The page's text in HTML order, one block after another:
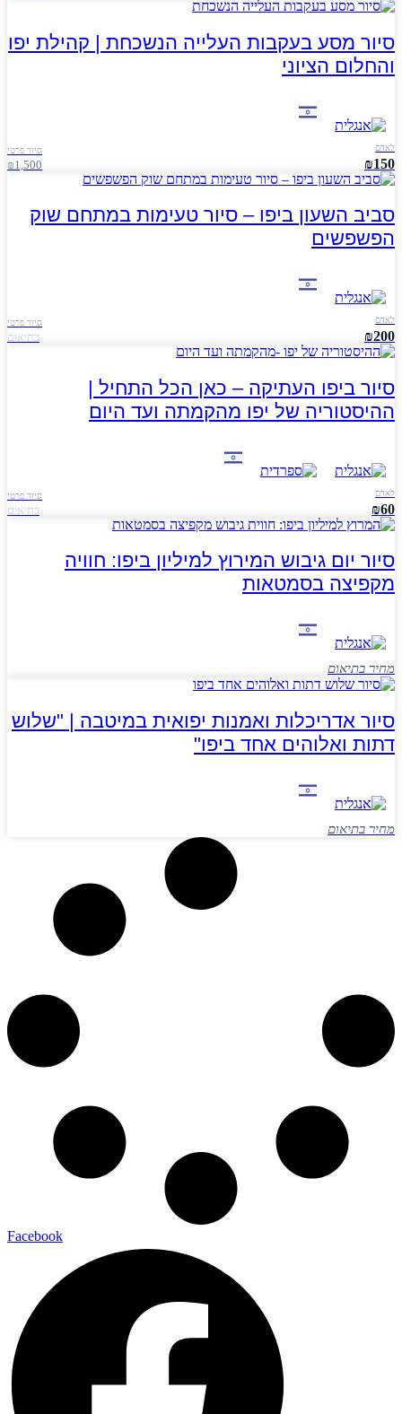
סיור מסע בעקבות העלייה הנשכחת | קהילת יפו
והחלום הציוני
לאדם
₪150
סיור פרטי
₪1,500
סביב השעון ביפו – סיור טעימות במתחם שוק
הפשפשים
לאדם
₪200
סיור פרטי
בתיאום
סיור ביפו העתיקה – כאן הכל התחיל |
ההיסטוריה של יפו מהקמתה ועד היום
לאדם
₪60
סיור פרטי
בתיאום
סיור יום גיבוש המירוץ למיליון ביפו: חוויה
מקפיצה בסמטאות
מחיר בתיאום
סיור אדריכלות ואמנות יפואית במיטבה | "שלוש
דתות ואלוהים אחד ביפו"
מחיר בתיאום
Facebook